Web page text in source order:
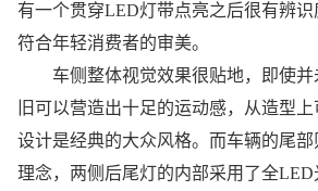
有一个贯穿LED灯带点亮之后很有辨
符合年轻消费者的审美。
车侧整体视觉效果很贴地，即使
旧可以营造出十足的运动感，从造型
设计是经典的大众风格。而车辆的尾
理念，两侧后尾灯的内部采用了全